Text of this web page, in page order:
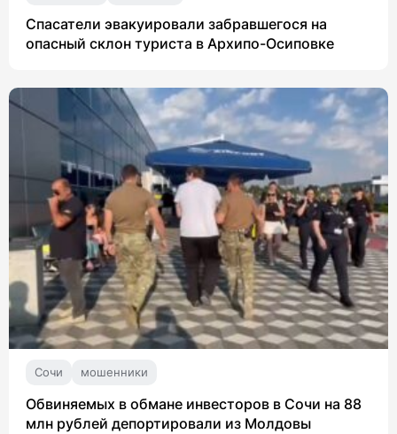
Спасатели эвакуировали забравшегося на
опасный склон туриста в Архипо-Осиповке
Сочи мошенники
Обвиняемых в обмане инвесторов в Сочи на 88
млн рублей депортировали из Молдовы